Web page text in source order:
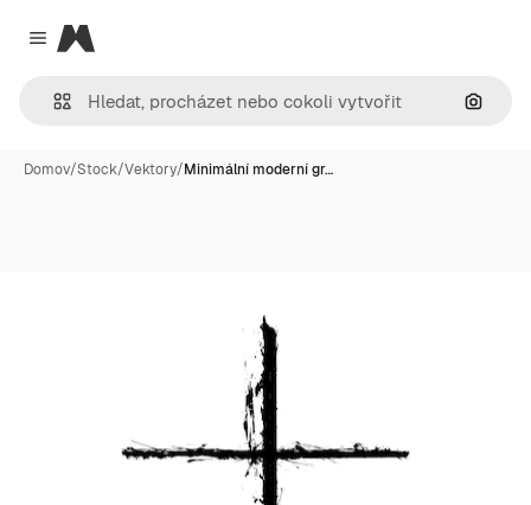
Close menu
Magnific
Hledat
Domov/Stock/Vektory/Minimální moderní gr…